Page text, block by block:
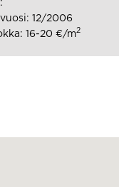
12/2006
16-20 €/m2